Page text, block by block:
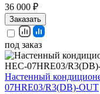
36 000 ₽
Заказать
под заказ
Настенный
07HRE03/R3(DB)-OUT